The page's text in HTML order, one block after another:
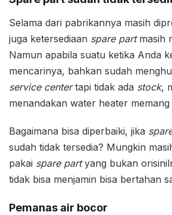
Selama dari pabrikannya masih
juga ketersediaan spare partmasih
Namun apabila suatu ketika Anda
mencarinya, bahkan sudah
service centertapi tidak ada stock,
menandakan water heater
Bagaimana bisa diperbaiki, jika
sudah tidak tersedia? Mungkin
pakai spare partyang bukan
tidak bisa menjamin bisa bertahan
Pemanas air bocor